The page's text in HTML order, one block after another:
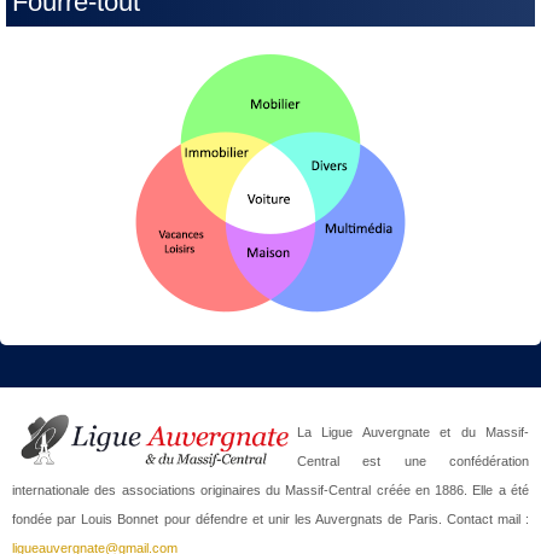
La Ligue Auvergnate et du Massif-
Central est une confédération
internationale des associations originaires du Massif-Central créée en 1886. Elle a été
fondée par Louis Bonnet pour défendre et unir les Auvergnats de Paris. Contact mail :
ligueauvergnate@gmail.com